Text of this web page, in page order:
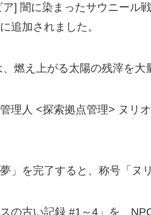
ア] 闇に染まったサウニール
追加されました。
燃え上がる太陽の残滓を大
理人 <探索拠点管理> ヌリ
」を完了すると、称号「ヌ
の古い記録 #1～4」を、